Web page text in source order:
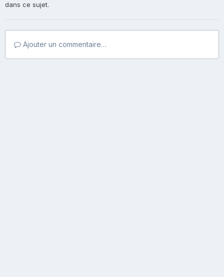
dans ce sujet.
Ajouter un commentaire…